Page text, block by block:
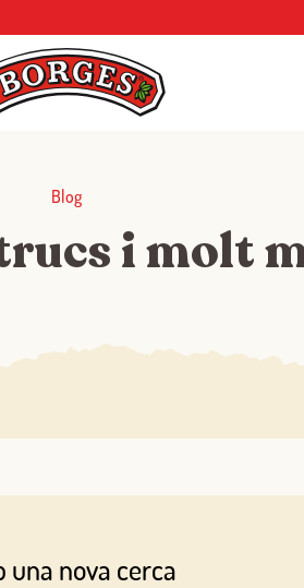
Blog
i molt
nova cerca